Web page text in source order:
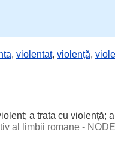
, violentat, violență,
; a trata cu violență; a
al limbii romane -